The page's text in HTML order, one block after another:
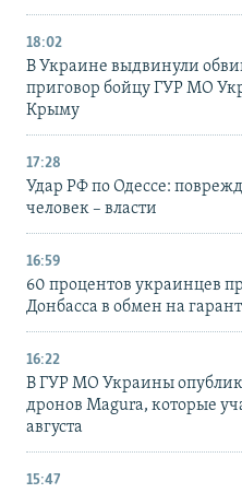
18:02
В Украине выдвинули
приговор бойцу ГУР МО
Крыму
17:28
Удар РФ по Одессе:
человек – власти
16:59
60 процентов украинцев
Донбасса в обмен на
16:22
В ГУР МО Украины
дронов Magura, которые
августа
15:47